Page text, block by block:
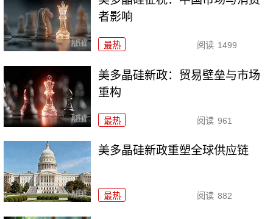
者影响
最热 阅读 1499
美多晶硅新政：贸易壁垒与市场
重构
最热 阅读 961
美多晶硅新政重塑全球供应链
最热 阅读 882